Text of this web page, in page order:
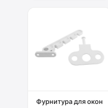
Фурнитура для окон